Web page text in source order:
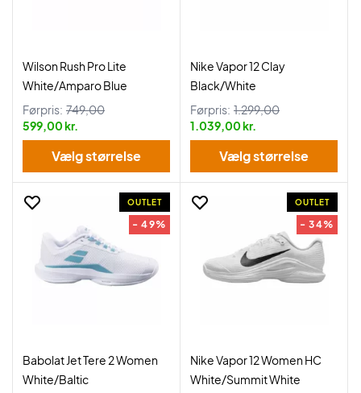
Wilson Rush Pro Lite
White/Amparo Blue
Førpris: 749,00
599,00 kr.
Vælg størrelse
Nike Vapor 12 Clay
Black/White
Førpris: 1.299,00
1.039,00 kr.
Vælg størrelse
OUTLET
- 49%
Babolat Jet Tere 2 Women
White/Baltic
OUTLET
- 34%
Nike Vapor 12 Women HC
White/Summit White